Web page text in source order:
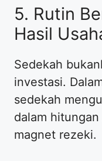
5. Rutin
Hasil
Sedekah
investasi.
sedekah
dalam
magnet rezeki.